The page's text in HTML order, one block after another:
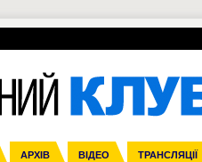
АРХІВ ВІДЕО ТРАНСЛЯЦІЇ
Друга ліга Кубок України
Міжнародні Ліга націй Ліга
Кубок конфедерацій ЧЄ-2015 (U-
ВІЙНА УПЛ-ПЕРЕХОДИ